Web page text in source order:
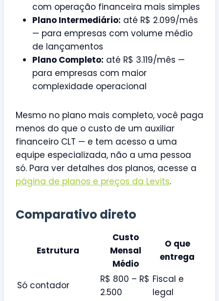
com operação financeira mais simples
Plano Intermediário: até R$ 2.099/mês
— para empresas com volume médio
de lançamentos
Plano Completo: até R$ 3.119/mês —
para empresas com maior
complexidade operacional
Mesmo no plano mais completo, você paga
menos do que o custo de um auxiliar
financeiro CLT — e tem acesso a uma
equipe especializada, não a uma pessoa
só. Para ver detalhes dos planos, acesse a
página de planos e preços da Levits.
Comparativo direto
Estrutura
Custo
Mensal
Médio
O que
entrega
Só contador
R$ 800 – R$
2.500
Fiscal e
legal